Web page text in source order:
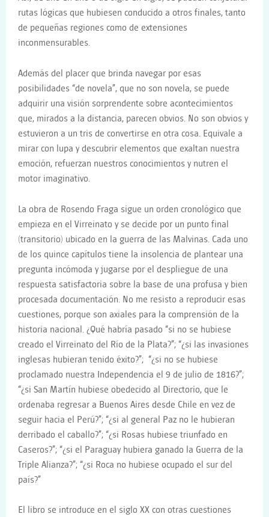
rutas lógicas que hubiesen conducido a otros finales, tanto
de pequeñas regiones como de extensiones
inconmensurables.
Además del placer que brinda navegar por esas
posibilidades “de novela”, que no son novela, se puede
adquirir una visión sorprendente sobre acontecimientos
que, mirados a la distancia, parecen obvios. No son obvios y
estuvieron a un tris de convertirse en otra cosa. Equivale a
mirar con lupa y descubrir elementos que exaltan nuestra
emoción, refuerzan nuestros conocimientos y nutren el
motor imaginativo.
La obra de Rosendo Fraga sigue un orden cronológico que
empieza en el Virreinato y se decide por un punto final
(transitorio) ubicado en la guerra de las Malvinas. Cada uno
de los quince capítulos tiene la insolencia de plantear una
pregunta incómoda y jugarse por el despliegue de una
respuesta satisfactoria sobre la base de una profusa y bien
procesada documentación. No me resisto a reproducir esas
cuestiones, porque son axiales para la comprensión de la
historia nacional. ¿Qué habría pasado “si no se hubiese
creado el Virreinato del Río de la Plata?”; “¿si las invasiones
inglesas hubieran tenido éxito?”; “¿si no se hubiese
proclamado nuestra Independencia el 9 de julio de 1816?”;
“¿si San Martín hubiese obedecido al Directorio, que le
ordenaba regresar a Buenos Aires desde Chile en vez de
seguir hacia el Perú?”; “¿si al general Paz no le hubieran
derribado el caballo?”; “¿si Rosas hubiese triunfado en
Caseros?”; “¿si el Paraguay hubiera ganado la Guerra de la
Triple Alianza?”; “¿si Roca no hubiese ocupado el sur del
país?”
El libro se introduce en el siglo XX con otras cuestiones